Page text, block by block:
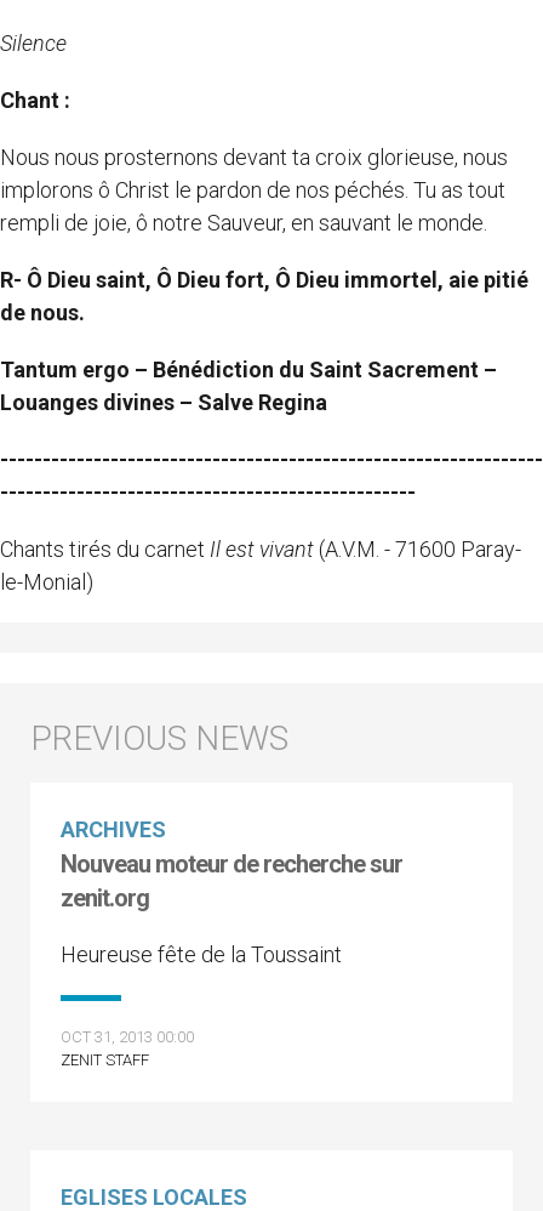
Silence
Chant :
Nous nous prosternons devant ta croix glorieuse, nous
implorons ô Christ le pardon de nos péchés. Tu as tout
rempli de joie, ô notre Sauveur, en sauvant le monde.
R- Ô Dieu saint, Ô Dieu fort, Ô Dieu immortel, aie pitié
de nous.
Tantum ergo – Bénédiction du Saint Sacrement –
Louanges divines – Salve Regina
----------------------------------------------------------------
-------------------------------------------------
Chants tirés du carnet Il est vivant (A.V.M. - 71600 Paray-
le-Monial)
ARCHIVES
Nouveau moteur de recherche sur
zenit.org
Heureuse fête de la Toussaint
OCT 31, 2013 00:00
ZENIT STAFF
EGLISES LOCALES